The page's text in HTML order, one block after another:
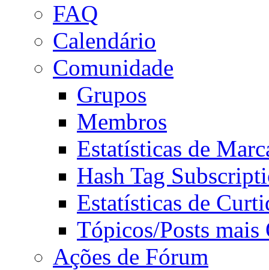
FAQ
Calendário
Comunidade
Grupos
Membros
Estatísticas de
Hash Tag
Estatísticas de
Tópicos/Posts mais
Ações de Fórum